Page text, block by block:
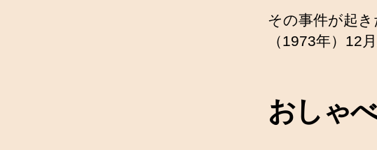
その事件が起
（1973年）12
おしゃ